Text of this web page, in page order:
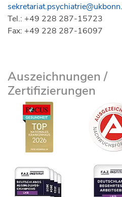
Tel.: +49 228 287-15723
Fax: +49 228 287-16097
Auszeichnungen /
Zertifizierungen